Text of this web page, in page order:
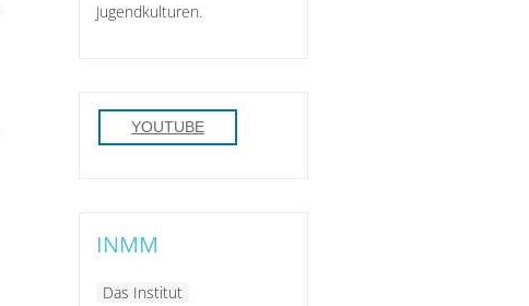
Jugendkulturen.
YOUTUBE
INMM
Das Institut